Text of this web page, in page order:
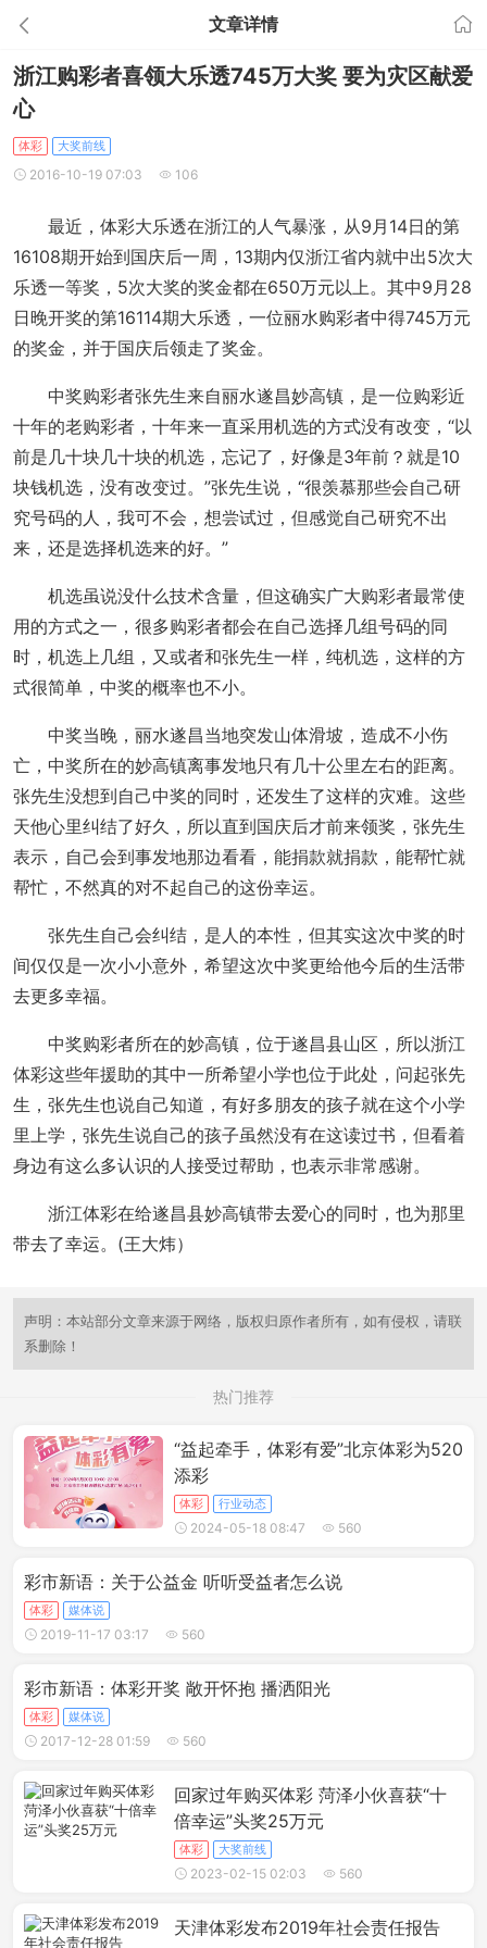
文章详情
浙江购彩者喜领大乐透745万大奖 要为灾区献爱
心
体彩 大奖前线
2016-10-19 07:03 106
最近，体彩大乐透在浙江的人气暴涨，从9月14日的第
16108期开始到国庆后一周，13期内仅浙江省内就中出5次大
乐透一等奖，5次大奖的奖金都在650万元以上。其中9月28
日晚开奖的第16114期大乐透，一位丽水购彩者中得745万元
的奖金，并于国庆后领走了奖金。
中奖购彩者张先生来自丽水遂昌妙高镇，是一位购彩近
十年的老购彩者，十年来一直采用机选的方式没有改变，“以
前是几十块几十块的机选，忘记了，好像是3年前？就是10
块钱机选，没有改变过。”张先生说，“很羡慕那些会自己研
究号码的人，我可不会，想尝试过，但感觉自己研究不出
来，还是选择机选来的好。”
机选虽说没什么技术含量，但这确实广大购彩者最常使
用的方式之一，很多购彩者都会在自己选择几组号码的同
时，机选上几组，又或者和张先生一样，纯机选，这样的方
式很简单，中奖的概率也不小。
中奖当晚，丽水遂昌当地突发山体滑坡，造成不小伤
亡，中奖所在的妙高镇离事发地只有几十公里左右的距离。
张先生没想到自己中奖的同时，还发生了这样的灾难。这些
天他心里纠结了好久，所以直到国庆后才前来领奖，张先生
表示，自己会到事发地那边看看，能捐款就捐款，能帮忙就
帮忙，不然真的对不起自己的这份幸运。
张先生自己会纠结，是人的本性，但其实这次中奖的时
间仅仅是一次小小意外，希望这次中奖更给他今后的生活带
去更多幸福。
中奖购彩者所在的妙高镇，位于遂昌县山区，所以浙江
体彩这些年援助的其中一所希望小学也位于此处，问起张先
生，张先生也说自己知道，有好多朋友的孩子就在这个小学
里上学，张先生说自己的孩子虽然没有在这读过书，但看着
身边有这么多认识的人接受过帮助，也表示非常感谢。
浙江体彩在给遂昌县妙高镇带去爱心的同时，也为那里
带去了幸运。(王大炜）
声明：本站部分文章来源于网络，版权归原作者所有，如有侵权，请联
系删除！
热门推荐
“益起牵手，体彩有爱”北京体彩为520
添彩
体彩 行业动态
2024-05-18 08:47 560
彩市新语：关于公益金 听听受益者怎么说
体彩 媒体说
2019-11-17 03:17 560
彩市新语：体彩开奖 敞开怀抱 播洒阳光
体彩 媒体说
2017-12-28 01:59 560
回家过年购买体彩 菏泽小伙喜获“十
倍幸运”头奖25万元
体彩 大奖前线
2023-02-15 02:03 560
天津体彩发布2019年社会责任报告